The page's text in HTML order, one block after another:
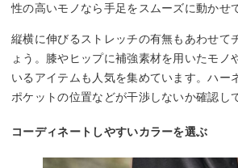
性の高いモノなら手足をスムーズに動かせ
縦横に伸びるストレッチの有無もあわせて
ょう。膝やヒップに補強素材を用いたモノ
いるアイテムも人気を集めています。ハー
ポケットの位置などが干渉しないか確認し
コーディネートしやすいカラーを選ぶ